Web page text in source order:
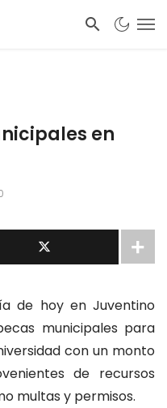
en
de hoy en Juventino
municipales para
con un monto
de recursos
multas y permisos.